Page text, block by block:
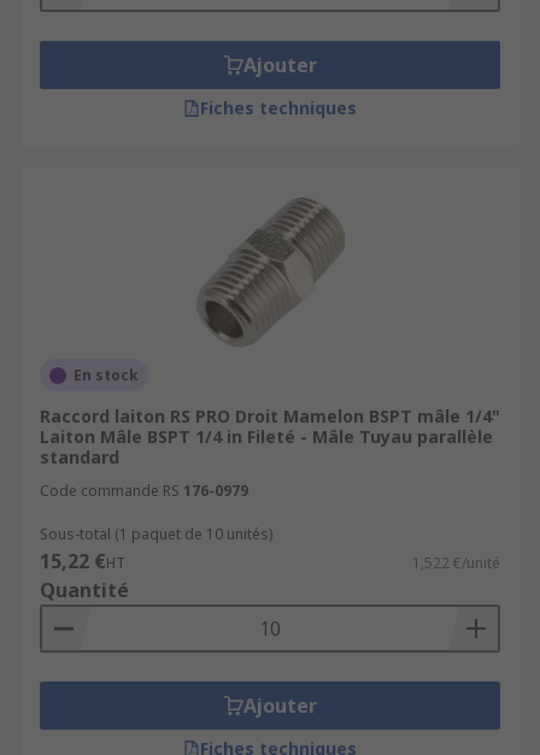
Ajouter
Fiches techniques
En stock
Raccord laiton RS PRO Droit Mamelon BSPT mâle 1/4"
Laiton Mâle BSPT 1/4 in Fileté - Mâle Tuyau parallèle
standard
Code commande RS 176-0979
Sous-total (1 paquet de 10 unités)
15,22 €HT 1,522 €/unité
Quantité
Ajouter
Fiches techniques